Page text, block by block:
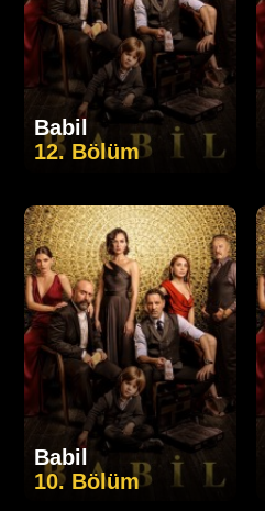
Babil
12. Bölüm
Babil
10. Bölüm